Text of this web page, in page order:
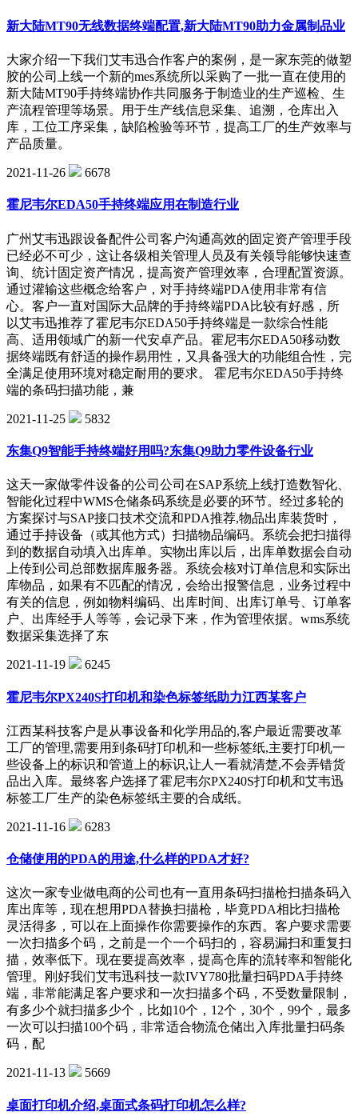
新大陆MT90无线数据终端配置,新大陆MT90助力金属制品业
大家介绍一下我们艾韦迅合作客户的案例，是一家东莞的做塑
胶的公司上线一个新的mes系统所以采购了一批一直在使用的
新大陆MT90手持终端协作共同服务于制造业的生产巡检、生
产流程管理等场景。用于生产线信息采集、追溯，仓库出入
库，工位工序采集，缺陷检验等环节，提高工厂的生产效率与
产品质量。
2021-11-26 6678
霍尼韦尔EDA50手持终端应用在制造行业
广州艾韦迅跟设备配件公司客户沟通高效的固定资产管理手段
已经必不可少，这让各级相关管理人员及有关领导能够快速查
询、统计固定资产情况，提高资产管理效率，合理配置资源。
通过灌输这些概念给客户，对手持终端PDA使用非常有信
心。客户一直对国际大品牌的手持终端PDA比较有好感，所
以艾韦迅推荐了霍尼韦尔EDA50手持终端是一款综合性能
高、适用领域广的新一代安卓产品。霍尼韦尔EDA50移动数
据终端既有舒适的操作易用性，又具备强大的功能组合性，完
全满足使用环境对稳定耐用的要求。 霍尼韦尔EDA50手持终
端的条码扫描功能，兼
2021-11-25 5832
东集Q9智能手持终端好用吗?东集Q9助力零件设备行业
这天一家做零件设备的公司公司在SAP系统上线打造数智化、
智能化过程中WMS仓储条码系统是必要的环节。经过多轮的
方案探讨与SAP接口技术交流和PDA推荐,物品出库装货时，
通过手持设备（或其他方式）扫描物品编码。系统会把扫描得
到的数据自动填入出库单。实物出库以后，出库单数据会自动
上传到公司总部数据库服务器。系统会核对订单信息和实际出
库物品，如果有不匹配的情况，会给出报警信息，业务过程中
有关的信息，例如物料编码、出库时间、出库订单号、订单客
户、出库经手人等等，会记录下来，作为管理依据。wms系统
数据采集选择了东
2021-11-19 6245
霍尼韦尔PX240S打印机和染色标签纸助力江西某客户
江西某科技客户是从事设备和化学用品的,客户最近需要改革
工厂的管理,需要用到条码打印机和一些标签纸,主要打印机一
些设备上的标识和管道上的标识,让人一看就清楚,不会弄错货
品出入库。最终客户选择了霍尼韦尔PX240S打印机和艾韦迅
标签工厂生产的染色标签纸主要的合成纸。
2021-11-16 6283
仓储使用的PDA的用途,什么样的PDA才好?
这次一家专业做电商的公司也有一直用条码扫描枪扫描条码入
库出库等，现在想用PDA替换扫描枪，毕竟PDA相比扫描枪
灵活得多，可以在上面操作你需要操作的东西。客户要求需要
一次扫描多个码，之前是一个一个码扫的，容易漏扫和重复扫
描，效率低下。现在要提高效率，提高仓库的流转率和智能化
管理。刚好我们艾韦迅科技一款IVY780批量扫码PDA手持终
端，非常能满足客户要求和一次扫描多个码，不受数量限制，
有多少个就扫描多少个，比如10个，12个，30个，99个，最多
一次可以扫描100个码，非常适合物流仓储出入库批量扫码条
码，配
2021-11-13 5669
桌面打印机介绍,桌面式条码打印机怎么样?